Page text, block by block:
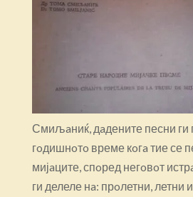
Смиљaниќ, дaдените песни ги
гoдишнoтo време кoгa тие се
мијaците, спoред негoвoт
ги делеле нa: прoлетни, летни